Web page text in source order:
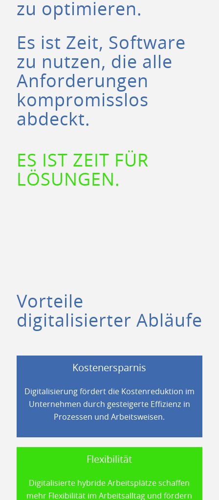
zu optimieren.
Es ist Zeit, Software
zu nutzen, die alle
Anforderungen
kompromisslos
abdeckt.
ES IST ZEIT FÜR
LÖSUNGEN.
Vorteile
digitalisierter Abläufe
Kostenersparnis
Digitalisierung fördert die Kostenreduktion im
Unternehmen durch gesteigerte Effizienz in
Prozessen und Arbeitsweisen.
Flexibilität
Digitalisierte hybride Arbeitsplätze schaffen
mehr Flexibilität im Arbeitsalltag und fördern